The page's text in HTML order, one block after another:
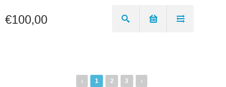
€100,00
‹ 1 2 3 ›